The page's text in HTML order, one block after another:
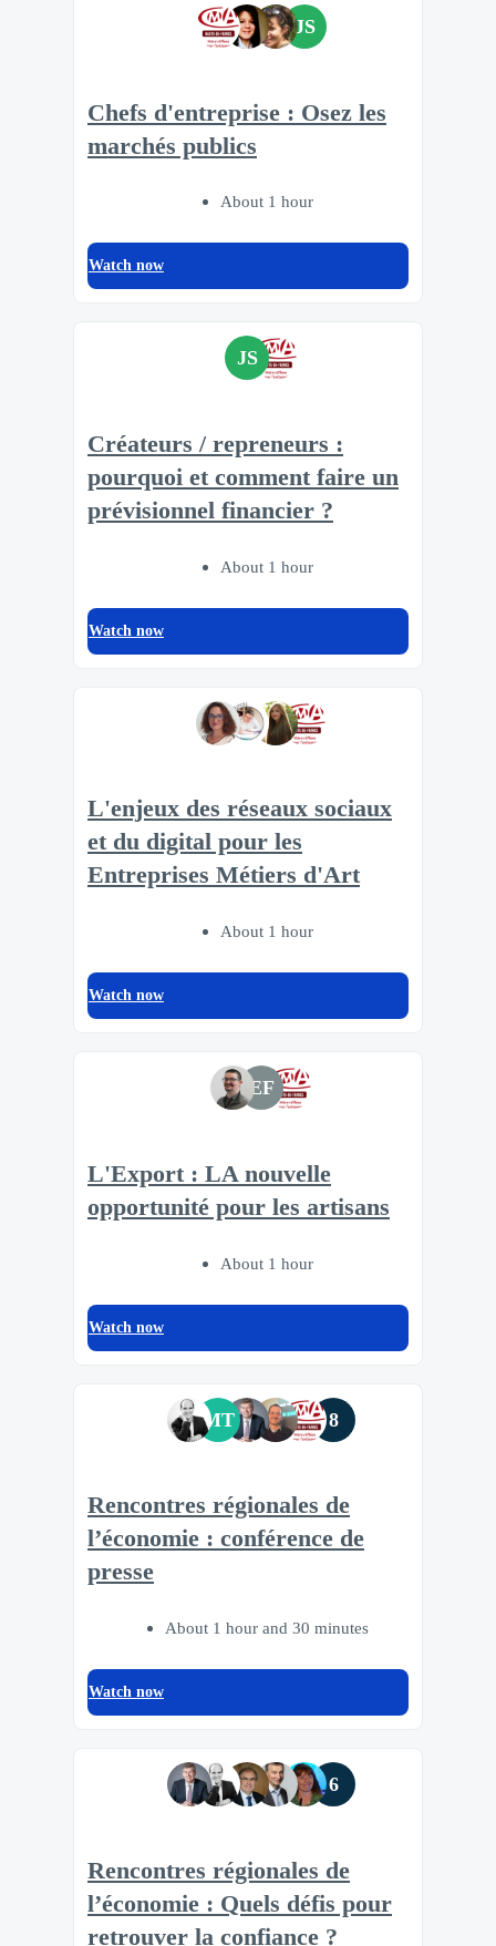
JS
Chefs d'entreprise : Osez les
marchés publics
About 1 hour
Watch now
JS
Créateurs / repreneurs :
pourquoi et comment faire un
prévisionnel financier ?
About 1 hour
Watch now
L'enjeux des réseaux sociaux
et du digital pour les
Entreprises Métiers d'Art
About 1 hour
Watch now
EF
L'Export : LA nouvelle
opportunité pour les artisans
About 1 hour
Watch now
MT 8
Rencontres régionales de
l’économie : conférence de
presse
About 1 hour and 30 minutes
Watch now
6
Rencontres régionales de
l’économie : Quels défis pour
retrouver la confiance ?